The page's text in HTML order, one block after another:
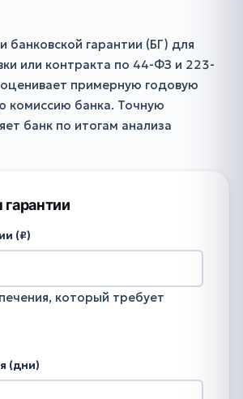
банковской гарантии (БГ) для
или контракта по 44-ФЗ и 223-
примерную годовую
комиссию банка. Точную
банк по итогам анализа
(₽)
который требует
(дни)